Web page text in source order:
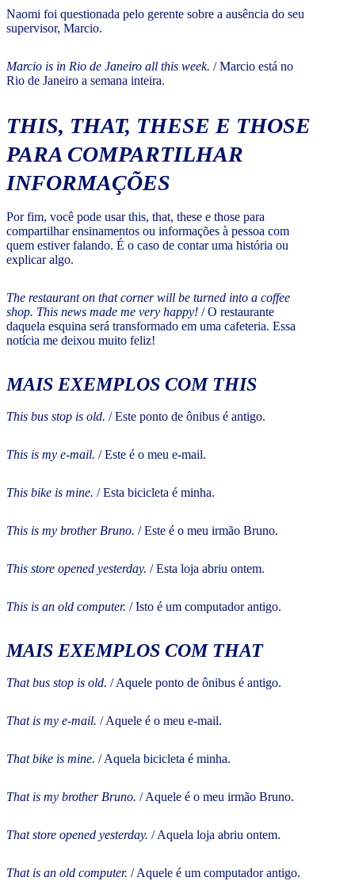
Naomi foi questionada pelo gerente sobre a ausência do seu
supervisor, Marcio.
Marcio is in Rio de Janeiro all this week. / Marcio está no
Rio de Janeiro a semana inteira.
THIS, THAT, THESE E THOSE
PARA COMPARTILHAR
INFORMAÇÕES
Por fim, você pode usar this, that, these e those para
compartilhar ensinamentos ou informações à pessoa com
quem estiver falando. É o caso de contar uma história ou
explicar algo.
The restaurant on that corner will be turned into a coffee
shop. This news made me very happy! / O restaurante
daquela esquina será transformado em uma cafeteria. Essa
notícia me deixou muito feliz!
MAIS EXEMPLOS COM THIS
This bus stop is old. / Este ponto de ônibus é antigo.
This is my e-mail. / Este é o meu e-mail.
This bike is mine. / Esta bicicleta é minha.
This is my brother Bruno. / Este é o meu irmão Bruno.
This store opened yesterday. / Esta loja abriu ontem.
This is an old computer. / Isto é um computador antigo.
MAIS EXEMPLOS COM THAT
That bus stop is old. / Aquele ponto de ônibus é antigo.
That is my e-mail. / Aquele é o meu e-mail.
That bike is mine. / Aquela bicicleta é minha.
That is my brother Bruno. / Aquele é o meu irmão Bruno.
That store opened yesterday. / Aquela loja abriu ontem.
That is an old computer. / Aquele é um computador antigo.